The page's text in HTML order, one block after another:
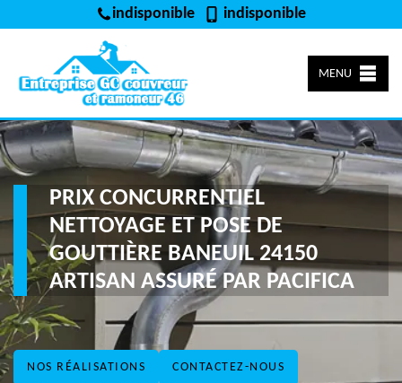
indisponible indisponible
MENU
NOS RÉALISATIONS CONTACTEZ-NOUS
PRIX CONCURRENTIEL
NETTOYAGE ET POSE DE
GOUTTIÈRE BANEUIL 24150
ARTISAN ASSURÉ PAR PACIFICA